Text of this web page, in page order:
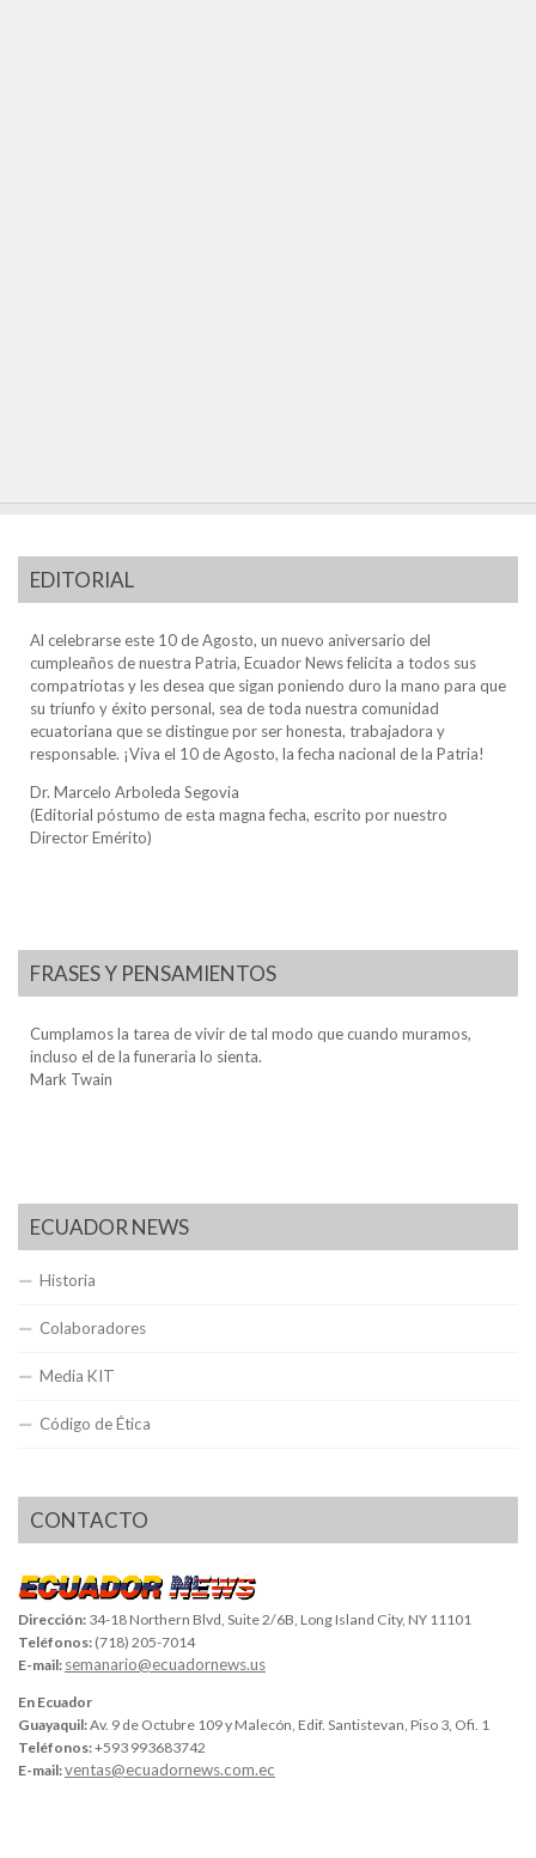
EDITORIAL
Al celebrarse este 10 de Agosto, un nuevo aniversario del
cumpleaños de nuestra Patria, Ecuador News felicita a todos sus
compatriotas y les desea que sigan poniendo duro la mano para que
su triunfo y éxito personal, sea de toda nuestra comunidad
ecuatoriana que se distingue por ser honesta, trabajadora y
responsable. ¡Viva el 10 de Agosto, la fecha nacional de la Patria!
Dr. Marcelo Arboleda Segovia
(Editorial póstumo de esta magna fecha, escrito por nuestro
Director Emérito)
FRASES Y PENSAMIENTOS
Cumplamos la tarea de vivir de tal modo que cuando muramos,
incluso el de la funeraria lo sienta.
Mark Twain
ECUADOR NEWS
Historia
Colaboradores
Media KIT
Código de Ética
CONTACTO
Dirección: 34-18 Northern Blvd, Suite 2/6B, Long Island City, NY 11101
Teléfonos: (718) 205-7014
E-mail: semanario@ecuadornews.us
En Ecuador
Guayaquil:Av. 9 de Octubre 109 y Malecón, Edif. Santistevan, Piso 3, Ofi. 1
Teléfonos:+593 993683742
E-mail:ventas@ecuadornews.com.ec